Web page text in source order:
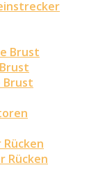
Brust
Brust
Rücken